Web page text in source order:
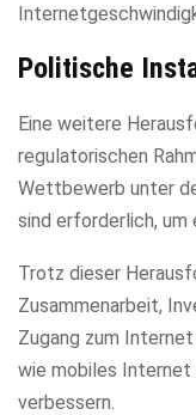
Politische
Eine weitere
regulatorischen
Wettbewerb unter
sind erforderlich,
Trotz dieser
Zusammenarbeit,
Zugang zum
wie mobiles Internet
verbessern.